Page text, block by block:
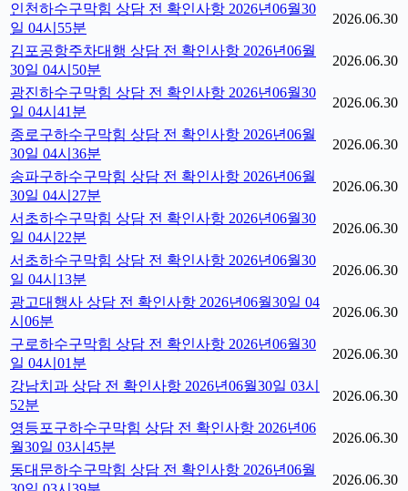
인천하수구막힘 상담 전 확인사항 2026년06월30
일 04시55분
2026.06.30
김포공항주차대행 상담 전 확인사항 2026년06월
30일 04시50분
2026.06.30
광진하수구막힘 상담 전 확인사항 2026년06월30
일 04시41분
2026.06.30
종로구하수구막힘 상담 전 확인사항 2026년06월
30일 04시36분
2026.06.30
송파구하수구막힘 상담 전 확인사항 2026년06월
30일 04시27분
2026.06.30
서초하수구막힘 상담 전 확인사항 2026년06월30
일 04시22분
2026.06.30
서초하수구막힘 상담 전 확인사항 2026년06월30
일 04시13분
2026.06.30
광고대행사 상담 전 확인사항 2026년06월30일 04
시06분
2026.06.30
구로하수구막힘 상담 전 확인사항 2026년06월30
일 04시01분
2026.06.30
강남치과 상담 전 확인사항 2026년06월30일 03시
52분
2026.06.30
영등포구하수구막힘 상담 전 확인사항 2026년06
월30일 03시45분
2026.06.30
동대문하수구막힘 상담 전 확인사항 2026년06월
2026.06.30